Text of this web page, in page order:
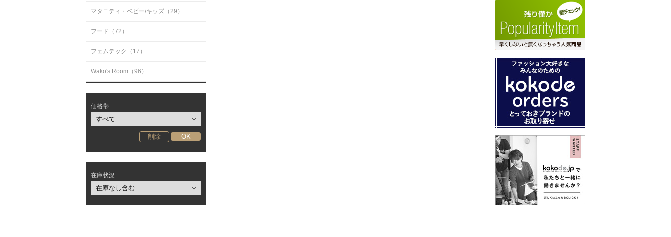
マタニティ・ベビー/キッズ（29）
フード（72）
フェムテック（17）
Wako's Room（96）
価格帯
在庫状況